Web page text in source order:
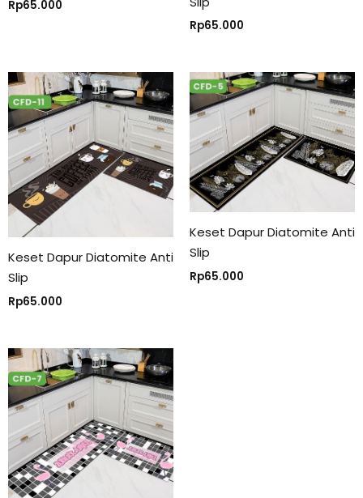
Rp65.000
Rp65.000
Keset Dapur Diatomite Anti
Slip
Rp65.000
Keset Dapur Diatomite Anti
Slip
Rp65.000